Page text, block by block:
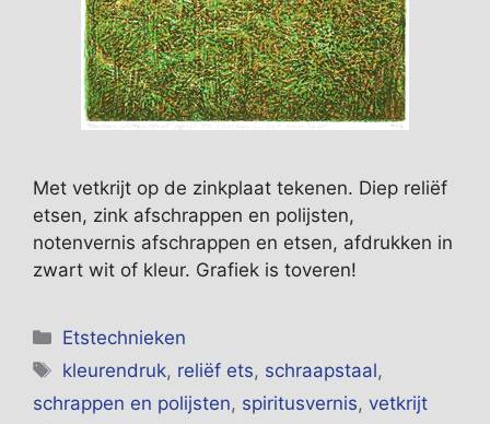
Met vetkrijt op de zinkplaat tekenen. Diep reliëf
etsen, zink afschrappen en polijsten,
notenvernis afschrappen en etsen, afdrukken in
zwart wit of kleur. Grafiek is toveren!
Categorieën
Etstechnieken
Tags
kleurendruk, reliëf ets, schraapstaal,
schrappen en polijsten, spiritusvernis, vetkrijt